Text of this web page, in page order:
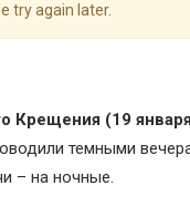
try again later.
Крещения (19
темными
– на ночные.